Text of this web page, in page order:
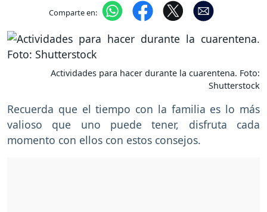
Comparte en:
Actividades para hacer durante la cuarentena. Foto:
Shutterstock
Recuerda que el tiempo con la familia es lo más
valioso que uno puede tener, disfruta cada
momento con ellos con estos consejos.